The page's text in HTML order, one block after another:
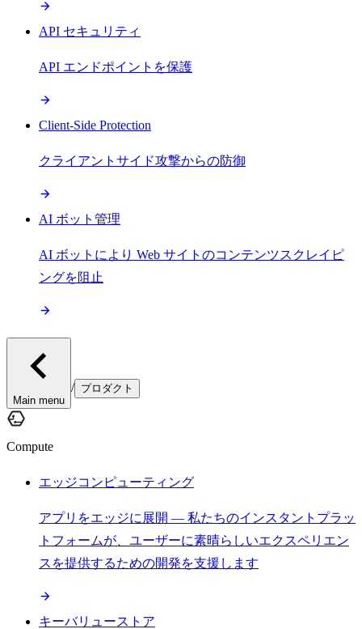
API セキュリティ
API エンドポイントを保護
Client-Side Protection
クライアントサイド攻撃からの防御
AI ボット管理
AI ボットにより Web サイトのコンテンツスクレイピ
ングを阻止
Main menu
/ プロダクト
Compute
エッジコンピューティング
アプリをエッジに展開 — 私たちのインスタントプラッ
トフォームが、ユーザーに素晴らしいエクスペリエン
スを提供するための開発を支援します
キーバリューストア